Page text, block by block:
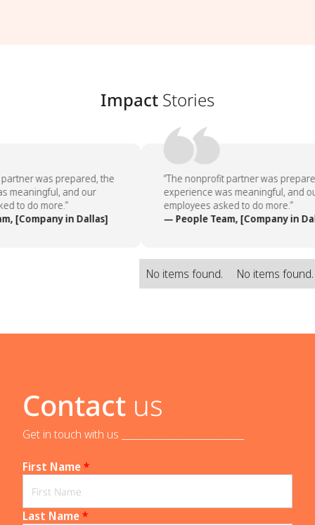
Impact Stories
was prepared, the
meaningful, and our
to do more.”
[Company in Dallas]
“The nonprofit partner was
experience was meaningful, and
employees asked to do more.”
— People Team, [Company in
No items found. No items found.
Contact us
Get in touch with us _____________________________
First Name*
Last Name*